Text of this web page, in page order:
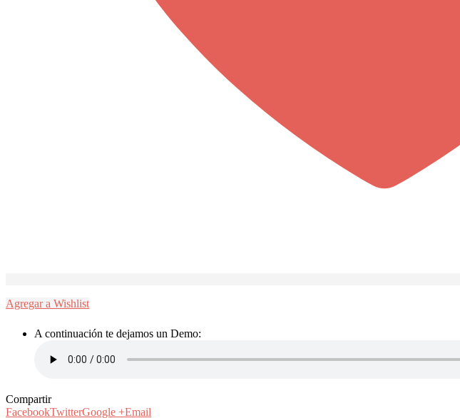
Agregar a Wishlist
A continuación te dejamos un Demo:
Compartir
FacebookTwitterGoogle +Email